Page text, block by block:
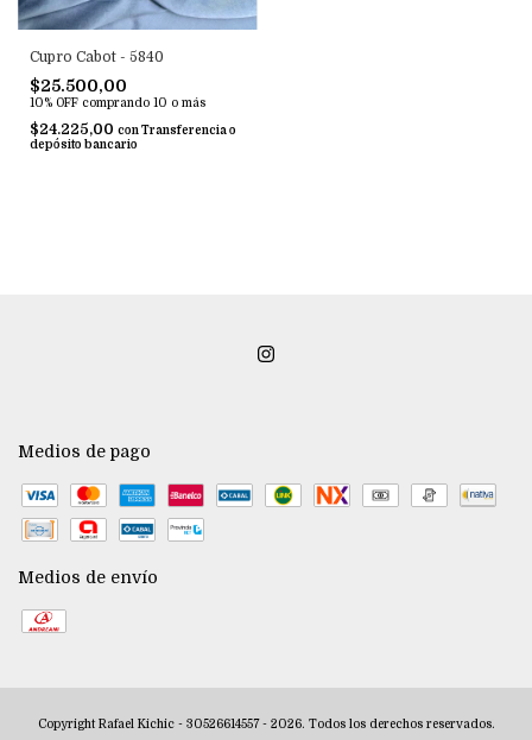
Cupro Cabot - 5840
$25.500,00
10% OFF comprando 10 o más
$24.225,00 conTransferencia o
depósito bancario
Medios de pago
Medios de envío
Copyright Rafael Kichic - 30526614557 - 2026. Todos los derechos reservados.